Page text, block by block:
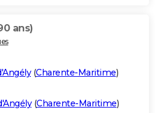
ans)
(Charente-Maritime)
(Charente-Maritime)